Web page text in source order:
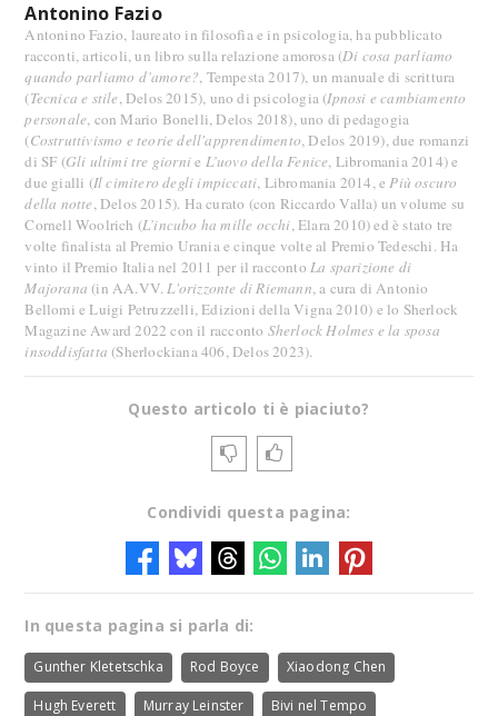
Antonino Fazio
Antonino Fazio, laureato in filosofia e in psicologia, ha pubblicato
racconti, articoli, un libro sulla relazione amorosa (Di cosa parliamo
quando parliamo d’amore?, Tempesta 2017), un manuale di scrittura
(Tecnica e stile, Delos 2015), uno di psicologia (Ipnosi e cambiamento
personale, con Mario Bonelli, Delos 2018), uno di pedagogia
(Costruttivismo e teorie dell'apprendimento, Delos 2019), due romanzi
di SF (Gli ultimi tre giornie L’uovo della Fenice, Libromania 2014) e
due gialli (Il cimitero degli impiccati, Libromania 2014, ePiù oscuro
della notte, Delos 2015). Ha curato (con Riccardo Valla) un volume su
Cornell Woolrich (L’incubo ha mille occhi, Elara 2010) ed è stato tre
volte finalista al Premio Urania e cinque volte al Premio Tedeschi. Ha
vinto il Premio Italia nel 2011 per il raccontoLa sparizione di
Majorana (in AA.VV.L'orizzonte di Riemann, a cura di Antonio
Bellomi e Luigi Petruzzelli, Edizioni della Vigna 2010) e lo Sherlock
Magazine Award 2022 con il racconto Sherlock Holmes e la sposa
insoddisfatta (Sherlockiana 406, Delos 2023).
Questo articolo ti è piaciuto?
Condividi questa pagina:
In questa pagina si parla di:
Gunther Kletetschka Rod Boyce Xiaodong Chen
Hugh Everett Murray Leinster Bivi nel Tempo